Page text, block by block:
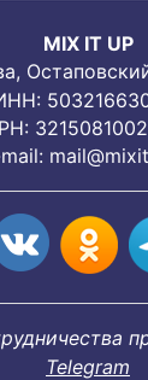
MIX IT UP
Telegram